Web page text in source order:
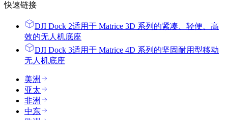
快速链接
DJI Dock 2适用于 Matrice 3D 系列的紧凑、轻便、高
效的无人机底座
DJI Dock 3适用于 Matrice 4D 系列的坚固耐用型移动
无人机底座
美洲
亚太
非洲
中东